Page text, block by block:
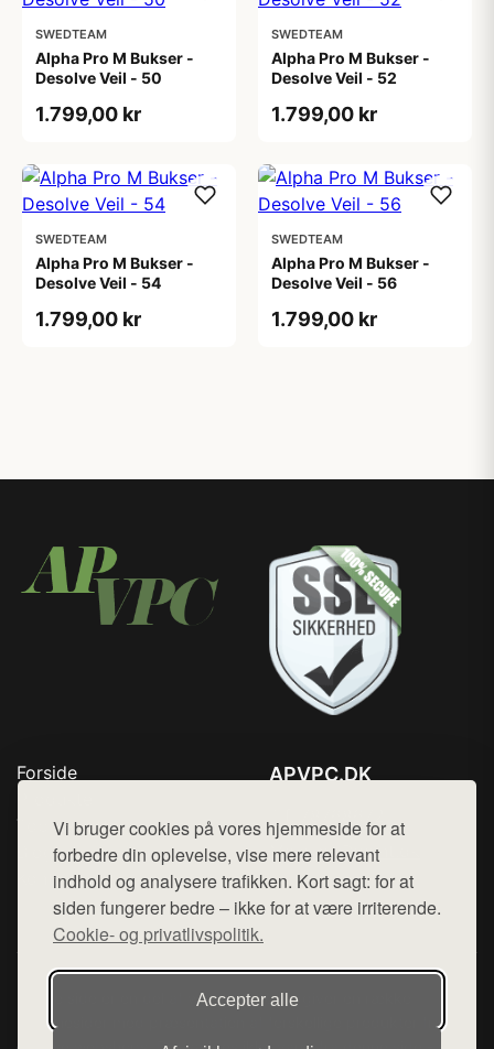
Vi bruger cookies på vores hjemmeside for at
forbedre din oplevelse, vise mere relevant
indhold og analysere trafikken. Kort sagt: for at
siden fungerer bedre – ikke for at være irriterende.
Cookie- og privatlivspolitik.
Accepter alle
SWEDTEAM
Alpha Pro M Bukser -
Desolve Veil - 50
1.799,00 kr
SWEDTEAM
Alpha Pro M Bukser -
Desolve Veil - 52
1.799,00 kr
SWEDTEAM
Alpha Pro M Bukser -
Desolve Veil - 54
1.799,00 kr
SWEDTEAM
Alpha Pro M Bukser -
Desolve Veil - 56
1.799,00 kr
Forside
Top Rabatter
Blog
Kontakt
APVPC.DK
Mail: hej@want.dk
Cookie- og privatlivspolitik
Denne side er en del af want.dk, der udgiver en række
hjemmesider med præsentation af forskellige produkter fra